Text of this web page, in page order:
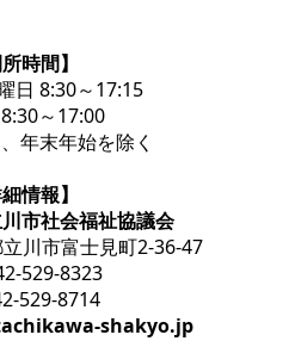
所時間】
日 8:30～17:15
～17:00
年末年始を除く
細情報】
市社会福祉協議会
川市富士見町2-36-47
529-8323
529-8714
shakyo.jp